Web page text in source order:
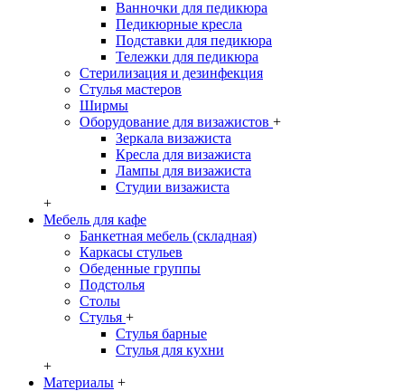
Ванночки для педикюра
Педикюрные кресла
Подставки для педикюра
Тележки для педикюра
Стерилизация и дезинфекция
Стулья мастеров
Ширмы
Оборудование для визажистов +
Зеркала визажиста
Кресла для визажиста
Лампы для визажиста
Студии визажиста
+
Мебель для кафе
Банкетная мебель (складная)
Каркасы стульев
Обеденные группы
Подстолья
Столы
Стулья +
Стулья барные
Стулья для кухни
+
Материалы +